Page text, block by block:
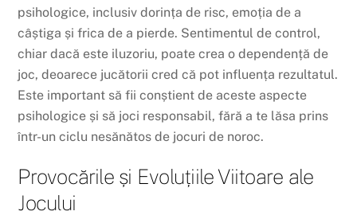
psihologice, inclusiv dorința de risc, emoția de a
câștiga și frica de a pierde. Sentimentul de control,
chiar dacă este iluzoriu, poate crea o dependență de
joc, deoarece jucătorii cred că pot influența rezultatul.
Este important să fii conștient de aceste aspecte
psihologice și să joci responsabil, fără a te lăsa prins
într-un ciclu nesănătos de jocuri de noroc.
Provocările și Evoluțiile Viitoare ale
Jocului